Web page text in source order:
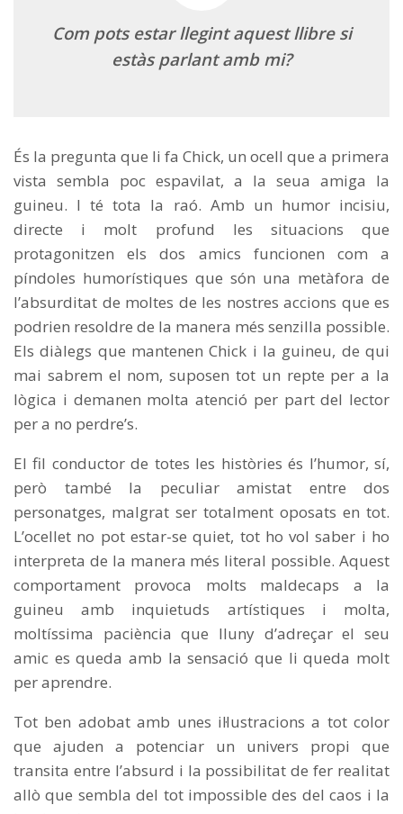
Com pots estar llegint aquest llibre si
estàs parlant amb mi?
És la pregunta que li fa Chick, un ocell que a primera
vista sembla poc espavilat, a la seua amiga la
guineu. I té tota la raó. Amb un humor incisiu,
directe i molt profund les situacions que
protagonitzen els dos amics funcionen com a
píndoles humorístiques que són una metàfora de
l’absurditat de moltes de les nostres accions que es
podrien resoldre de la manera més senzilla possible.
Els diàlegs que mantenen Chick i la guineu, de qui
mai sabrem el nom, suposen tot un repte per a la
lògica i demanen molta atenció per part del lector
per a no perdre’s.
El fil conductor de totes les històries és l’humor, sí,
però també la peculiar amistat entre dos
personatges, malgrat ser totalment oposats en tot.
L’ocellet no pot estar-se quiet, tot ho vol saber i ho
interpreta de la manera més literal possible. Aquest
comportament provoca molts maldecaps a la
guineu amb inquietuds artístiques i molta,
moltíssima paciència que lluny d’adreçar el seu
amic es queda amb la sensació que li queda molt
per aprendre.
Tot ben adobat amb unes il·lustracions a tot color
que ajuden a potenciar un univers propi que
transita entre l’absurd i la possibilitat de fer realitat
allò que sembla del tot impossible des del caos i la